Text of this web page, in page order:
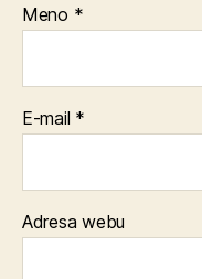
Meno *
E-mail *
Adresa webu